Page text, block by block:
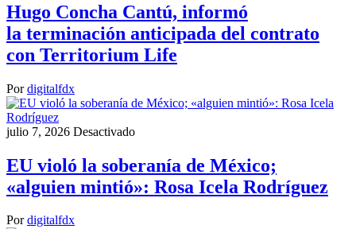
Hugo Concha Cantú, informó
la terminación anticipada del contrato
con Territorium Life
Por digitalfdx
julio 7, 2026 Desactivado
EU violó la soberanía de México;
«alguien mintió»: Rosa Icela Rodríguez
Por digitalfdx